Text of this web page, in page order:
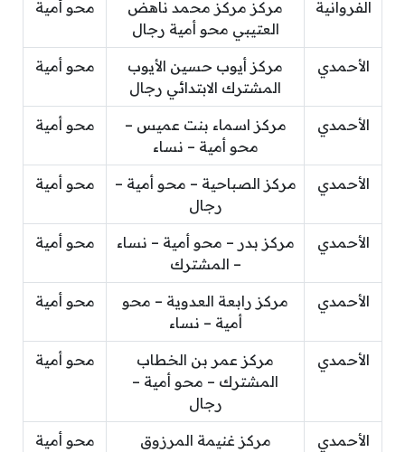
الفروانية
مركز مركز محمد ناهض
العتيبي محو أمية رجال
محو أمية
الأحمدي
مركز أيوب حسين الأيوب
المشترك الابتدائي رجال
محو أمية
الأحمدي
مركز اسماء بنت عميس –
محو أمية – نساء
محو أمية
الأحمدي
مركز الصباحية – محو أمية –
رجال
محو أمية
الأحمدي
مركز بدر – محو أمية – نساء
– المشترك
محو أمية
الأحمدي
مركز رابعة العدوية – محو
أمية – نساء
محو أمية
الأحمدي
مركز عمر بن الخطاب
المشترك – محو أمية –
رجال
محو أمية
الأحمدي
مركز غنيمة المرزوق
محو أمية